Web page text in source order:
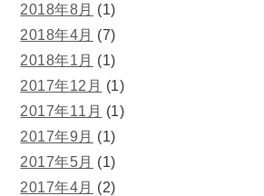
2018年8月 (1)
2018年4月 (7)
2018年1月 (1)
2017年12月 (1)
2017年11月 (1)
2017年9月 (1)
2017年5月 (1)
2017年4月 (2)